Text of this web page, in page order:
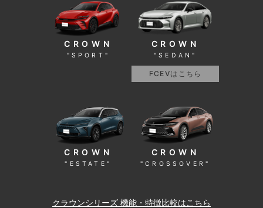
CROWN
"SPORT"
CROWN
"SEDAN"
FCEVはこちら
CROWN
"ESTATE"
CROWN
"CROSSOVER"
クラウンシリーズ 機能・特徴比較はこちら